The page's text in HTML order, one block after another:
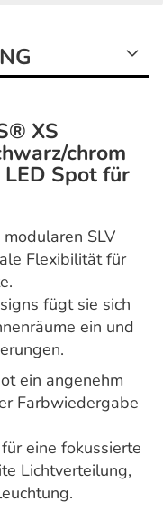
XS
chrom
Spot für
SLV
Flexibilität für
fügt sie sich
ein und
ein angenehm
Farbwiedergabe
eine fokussierte
Lichtverteilung,